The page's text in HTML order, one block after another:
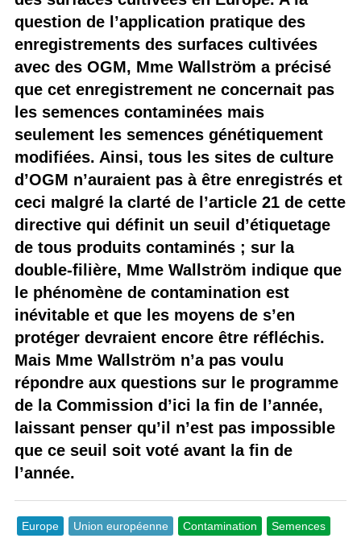
question de l’application pratique des
enregistrements des surfaces cultivées
avec des OGM, Mme Wallström a précisé
que cet enregistrement ne concernait pas
les semences contaminées mais
seulement les semences génétiquement
modifiées. Ainsi, tous les sites de culture
d’OGM n’auraient pas à être enregistrés et
ceci malgré la clarté de l’article 21 de cette
directive qui définit un seuil d’étiquetage
de tous produits contaminés ; sur la
double-filière, Mme Wallström indique que
le phénomène de contamination est
inévitable et que les moyens de s’en
protéger devraient encore être réfléchis.
Mais Mme Wallström n’a pas voulu
répondre aux questions sur le programme
de la Commission d’ici la fin de l’année,
laissant penser qu’il n’est pas impossible
que ce seuil soit voté avant la fin de
l’année.
Europe Union européenne Contamination Semences